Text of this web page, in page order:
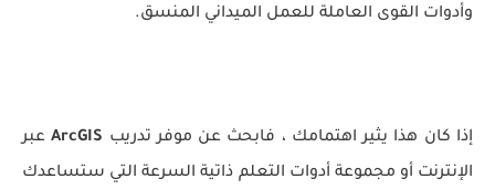
وأدوات القوى العاملة للعمل الميداني المنسق.
إذا كان هذا يثير اهتمامك ، فابحث عن موفر تدريب ArcGISعبر
الإنترنت أو مجموعة أدوات التعلم ذاتية السرعة التي ستساعدك